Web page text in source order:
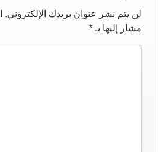
لن يتم نشر عنوان بريدك الإلكتروني.
مشار إليها بـ *